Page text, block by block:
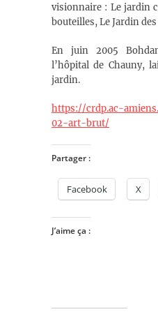
visionnaire : Le jardin
bouteilles, Le Jardin
En juin 2005
l’hôpital de Chauny,
jardin.
https://crdp.ac-
02-art-brut/
Partager :
Facebook X
J’aime ça :